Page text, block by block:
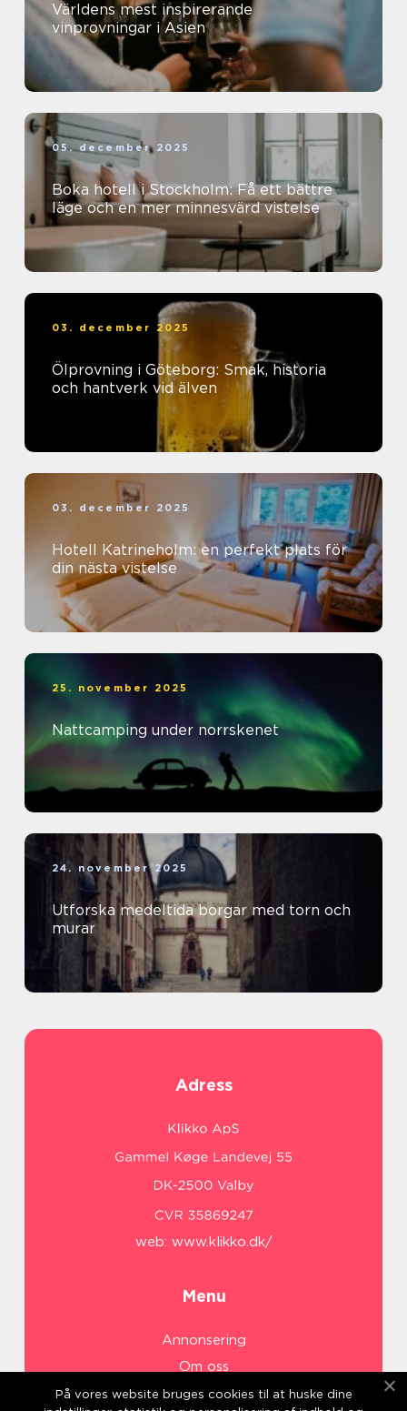
Världens mest inspirerande
vinprovningar i Asien
05. december 2025
Boka hotell i Stockholm: Få ett bättre
läge och en mer minnesvärd vistelse
03. december 2025
Ölprovning i Göteborg: Smak, historia
och hantverk vid älven
03. december 2025
Hotell Katrineholm: en perfekt plats för
din nästa vistelse
25. november 2025
Nattcamping under norrskenet
24. november 2025
Utforska medeltida borgar med torn och
murar
Adress
web: www.klikko.dk/
Menu
Annonsering
Om oss
Cookies
På vores website bruges cookies til at huske dine